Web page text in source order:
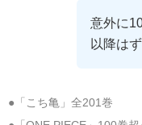
意外に
以降は
●「こち亀」全201巻